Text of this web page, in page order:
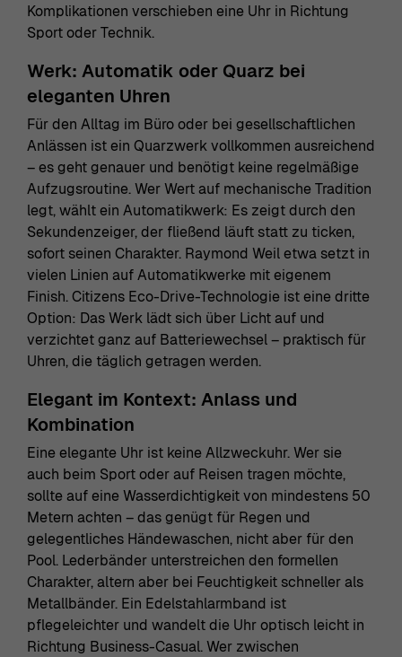
Komplikationen verschieben eine Uhr in Richtung
Sport oder Technik.
Werk: Automatik oder Quarz bei
eleganten Uhren
Für den Alltag im Büro oder bei gesellschaftlichen
Anlässen ist ein Quarzwerk vollkommen ausreichend
– es geht genauer und benötigt keine regelmäßige
Aufzugsroutine. Wer Wert auf mechanische Tradition
legt, wählt ein Automatikwerk: Es zeigt durch den
Sekundenzeiger, der fließend läuft statt zu ticken,
sofort seinen Charakter. Raymond Weil etwa setzt in
vielen Linien auf Automatikwerke mit eigenem
Finish. Citizens Eco-Drive-Technologie ist eine dritte
Option: Das Werk lädt sich über Licht auf und
verzichtet ganz auf Batteriewechsel – praktisch für
Uhren, die täglich getragen werden.
Elegant im Kontext: Anlass und
Kombination
Eine elegante Uhr ist keine Allzweckuhr. Wer sie
auch beim Sport oder auf Reisen tragen möchte,
sollte auf eine Wasserdichtigkeit von mindestens 50
Metern achten – das genügt für Regen und
gelegentliches Händewaschen, nicht aber für den
Pool. Lederbänder unterstreichen den formellen
Charakter, altern aber bei Feuchtigkeit schneller als
Metallbänder. Ein Edelstahlarmband ist
pflegeleichter und wandelt die Uhr optisch leicht in
Richtung Business-Casual. Wer zwischen